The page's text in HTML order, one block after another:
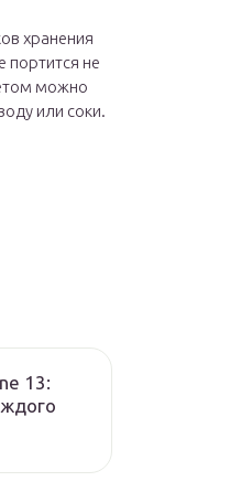
хранения
портится не
можно
или соки.
13: